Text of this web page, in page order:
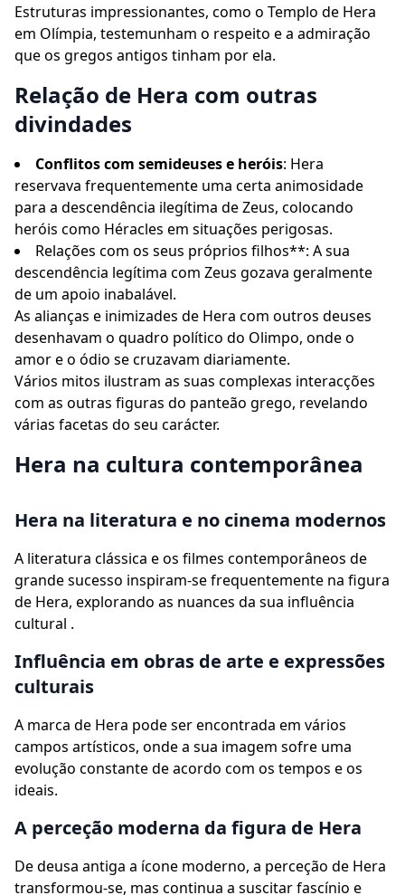
Estruturas impressionantes, como o Templo de Hera
em Olímpia, testemunham o respeito e a admiração
que os gregos antigos tinham por ela.
Relação de Hera com outras
divindades
Conflitos com semideuses e heróis: Hera
reservava frequentemente uma certa animosidade
para a descendência ilegítima de Zeus, colocando
heróis como Héracles em situações perigosas.
Relações com os seus próprios filhos**: A sua
descendência legítima com Zeus gozava geralmente
de um apoio inabalável.
As alianças e inimizades de Hera com outros deuses
desenhavam o quadro político do Olimpo, onde o
amor e o ódio se cruzavam diariamente.
Vários mitos ilustram as suas complexas interacções
com as outras figuras do panteão grego, revelando
várias facetas do seu carácter.
Hera na cultura contemporânea
Hera na literatura e no cinema modernos
A literatura clássica e os filmes contemporâneos de
grande sucesso inspiram-se frequentemente na figura
de Hera, explorando as nuances da sua influência
cultural .
Influência em obras de arte e expressões
culturais
A marca de Hera pode ser encontrada em vários
campos artísticos, onde a sua imagem sofre uma
evolução constante de acordo com os tempos e os
ideais.
A perceção moderna da figura de Hera
De deusa antiga a ícone moderno, a perceção de Hera
transformou-se, mas continua a suscitar fascínio e